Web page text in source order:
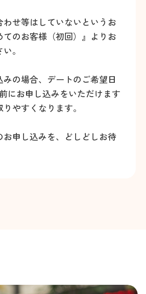
せ等はしていないというお
のお客様（初回）』よりお
。
の場合、デートのご希望日
にお申し込みをいただけます
やすくなります。
お申し込みを、どしどしお待